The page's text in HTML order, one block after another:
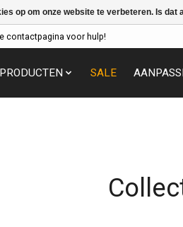
contactpagina voor hulp!
PRODUCTEN SALE
op om onze website te verbeteren. Is dat